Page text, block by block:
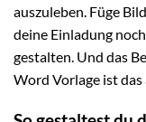
auszuleben. Füge
deine Einladung
gestalten. Und das
Word Vorlage ist